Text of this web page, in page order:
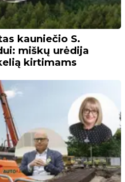
kauniečio S.
miškų urėdija
kirtimams